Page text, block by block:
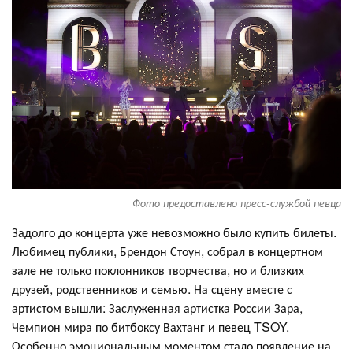
Фото предоставлено пресс-службой певца
Задолго до концерта уже невозможно было купить билеты.
Любимец публики, Брендон Стоун, собрал в концертном
зале не только поклонников творчества, но и близких
друзей, родственников и семью. На сцену вместе с
артистом вышли: Заслуженная артистка России Зара,
Чемпион мира по битбоксу Вахтанг и певец TSOY.